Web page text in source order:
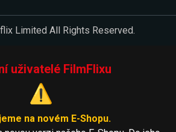
Limited All Rights Reserved.
uživatelé FilmFlixu
⚠️
na novém E-Shopu.